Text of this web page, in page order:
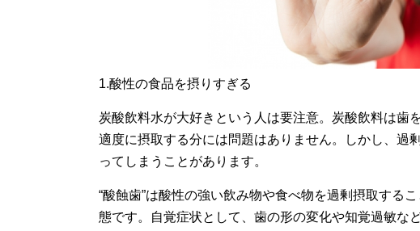
1.酸性の食品を摂りすぎる
炭酸飲料水が大好きという人は要注意。炭酸飲料は歯
適度に摂取する分には問題はありません。しかし、過
ってしまうことがあります。
“酸蝕歯”は酸性の強い飲み物や食べ物を過剰摂取する
態です。自覚症状として、歯の形の変化や知覚過敏な